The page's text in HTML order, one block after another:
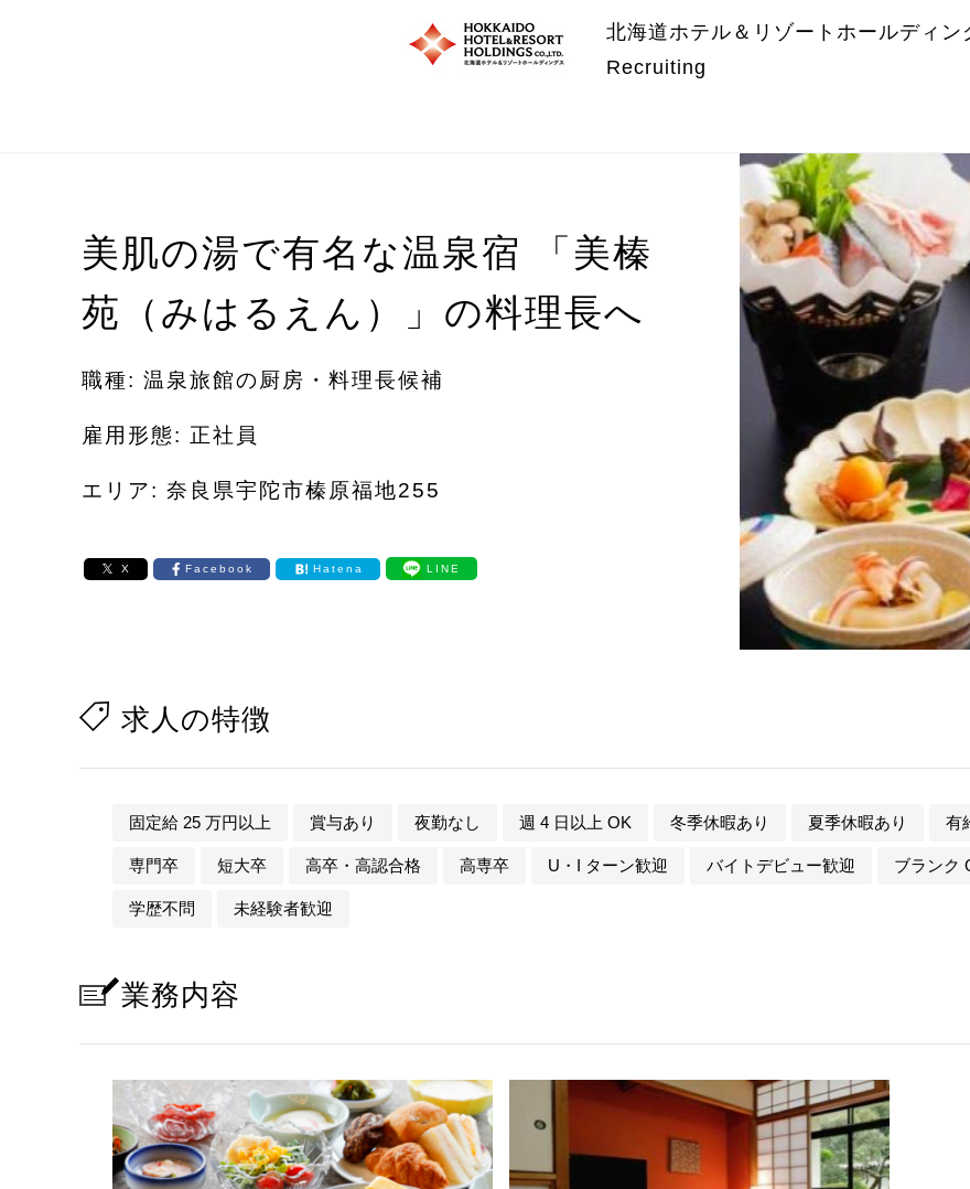
北海道ホテル＆リゾートホールディン
Recruiting
美肌の湯で有名な温泉宿 「美榛
苑（みはるえん）」の料理長へ
職種: 温泉旅館の厨房・料理長候補
雇用形態: 正社員
エリア: 奈良県宇陀市榛原福地255
X Facebook Hatena LINE
求人の特徴
固定給 25 万円以上 賞与あり 夜勤なし 週 4 日以上 OK 冬季休暇あり 夏季休暇あり 有
専門卒 短大卒 高卒・高認合格 高専卒 U・I ターン歓迎 バイトデビュー歓迎 ブランク
学歴不問 未経験者歓迎
業務内容